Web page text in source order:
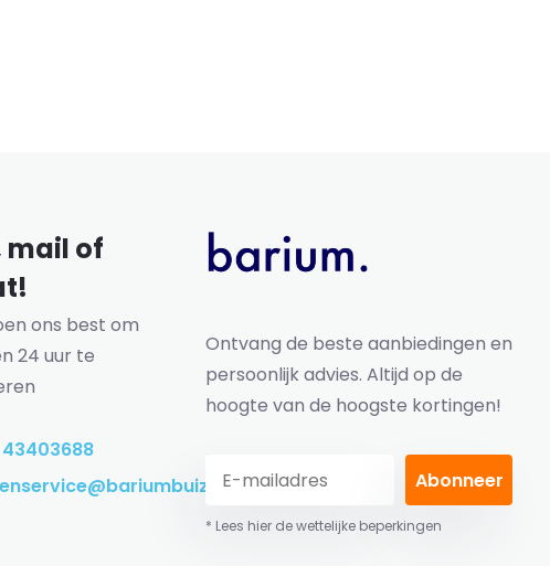
mail of
ons best om
24 uur te
43403688
Ontvang de beste aanbiedingen en
persoonlijk advies. Altijd op de
hoogte van de hoogste kortingen!
Abonneer
* Lees hier de wettelijke beperkingen